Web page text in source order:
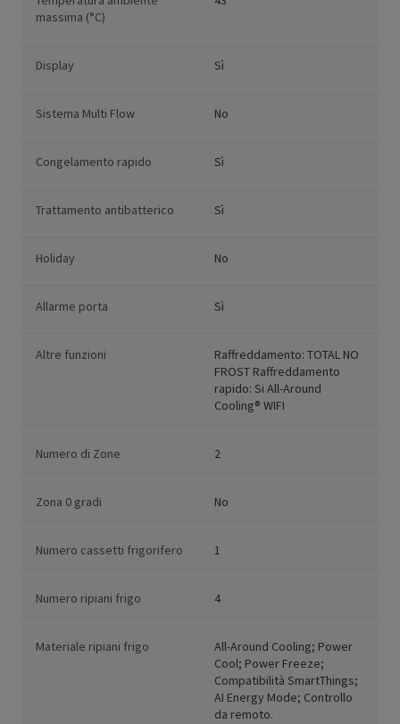
massima (°C)
Display Sì
Sistema Multi Flow No
Congelamento rapido Sì
Trattamento antibatterico Sì
Holiday No
Allarme porta Sì
Altre funzioni
Raffreddamento: TOTAL NO
FROST Raffreddamento
rapido: Si All-Around
Cooling® WIFI
Numero di Zone 2
Zona 0 gradi No
Numero cassetti frigorifero 1
Numero ripiani frigo 4
Materiale ripiani frigo
All-Around Cooling; Power
Cool; Power Freeze;
Compatibilità SmartThings;
AI Energy Mode; Controllo
da remoto.